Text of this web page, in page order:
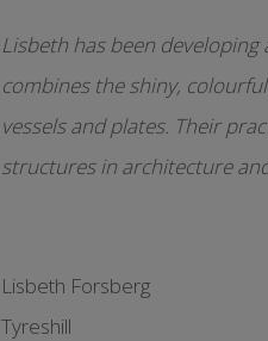
Lisbeth has been
combines the shiny,
vessels and plates. Their
structures in architecture
Lisbeth Forsberg
Tyreshill